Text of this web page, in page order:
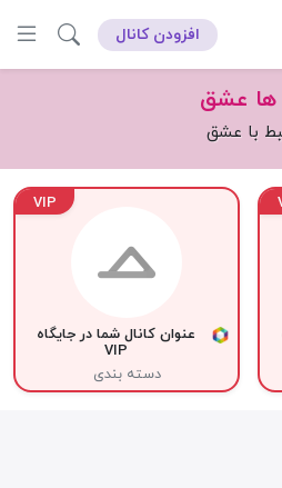
افزودن کانال
ها عشق
با عشق
VIP
عنوان کانال شما در جایگاه
VIP
دسته بندی